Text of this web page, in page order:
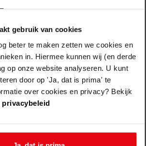
gebruik van cookies
beter te maken zetten we cookies en
in. Hiermee kunnen wij (en derde
op onze website analyseren. U kunt
door op 'Ja, dat is prima' te
over cookies en privacy? Bekijk
privacybeleid